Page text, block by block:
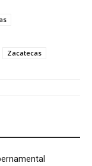
Zacatecas